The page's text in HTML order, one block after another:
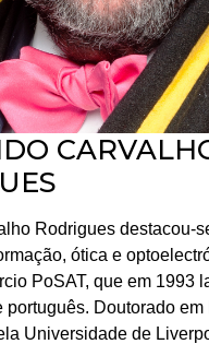
Rodrigues destacou-
ótica e
PoSAT, que em 1993
português. Doutorado em
Universidade de